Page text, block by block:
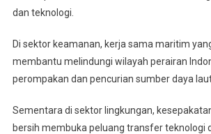
dan teknologi.
Di sektor keamanan, kerja sama maritim
membantu melindungi wilayah perairan
perompakan dan pencurian sumber daya
Sementara di sektor lingkungan,
bersih membuka peluang transfer teknologi